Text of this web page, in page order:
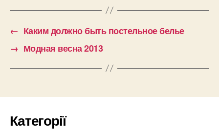
← Каким должно быть постельное белье
→ Модная весна 2013
Категорії